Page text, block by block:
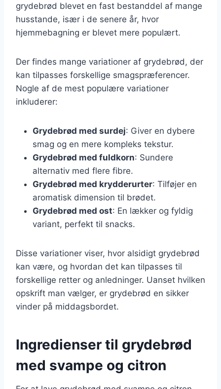
grydebrød blevet en fast bestanddel af mange
husstande, især i de senere år, hvor
hjemmebagning er blevet mere populært.
Der findes mange variationer af grydebrød, der
kan tilpasses forskellige smagspræferencer.
Nogle af de mest populære variationer
inkluderer:
Grydebrød med surdej: Giver en dybere
smag og en mere kompleks tekstur.
Grydebrød med fuldkorn: Sundere
alternativ med flere fibre.
Grydebrød med krydderurter: Tilføjer en
aromatisk dimension til brødet.
Grydebrød med ost: En lækker og fyldig
variant, perfekt til snacks.
Disse variationer viser, hvor alsidigt grydebrød
kan være, og hvordan det kan tilpasses til
forskellige retter og anledninger. Uanset hvilken
opskrift man vælger, er grydebrød en sikker
vinder på middagsbordet.
Ingredienser til grydebrød
med svampe og citron